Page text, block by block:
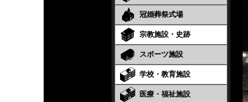
冠婚葬祭式場
宗教施設・史跡
スポーツ施設
学校・教育施設
医療・福祉施設